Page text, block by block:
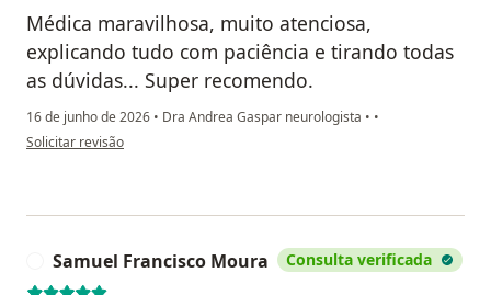
Médica maravilhosa, muito atenciosa,
explicando tudo com paciência e tirando todas
as dúvidas... Super recomendo.
16 de junho de 2026 • Dra Andrea Gaspar neurologista • •
na opinião do utilizador Regina
Solicitar revisão
Samuel Francisco Moura Consulta verificada